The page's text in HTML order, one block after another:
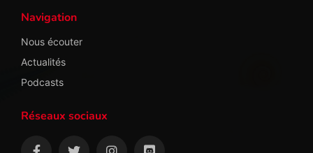
Navigation
Nous écouter
Actualités
Podcasts
Réseaux sociaux